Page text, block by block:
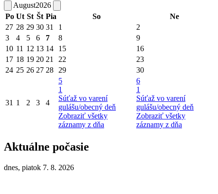
August2026
Po Ut St Št Pia So
Ne
27 28 29 30 31 1
2
3
4 5 6 7 8
9
10 11 12 13 14 15
16
17 18 19 20 21 22
23
24 25 26 27 28 29 30
31 1 2 3 4
5
1
Súťaž vo varení
gulášu/obecný deň
Zobraziť všetky
záznamy z dňa
6
1
Súťaž vo varení
gulášu/obecný deň
Zobraziť všetky
záznamy z dňa
Aktuálne počasie
dnes, piatok 7. 8. 2026